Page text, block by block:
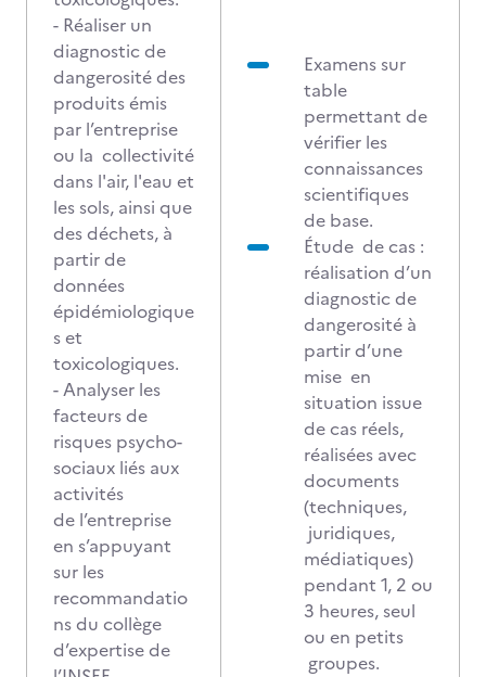
- Réaliser un
diagnostic de
dangerosité des
produits émis
par l’entreprise
ou la collectivité
dans l'air, l'eau et
les sols, ainsi que
des déchets, à
partir de
données
épidémiologique
s et
toxicologiques.
- Analyser les
facteurs de
risques psycho-
sociaux liés aux
activités
de l’entreprise
en s’appuyant
sur les
recommandatio
ns du collège
d’expertise de
Examens sur
table
permettant de
vérifier les
connaissances
scientifiques
de base.
Étude de cas :
réalisation d’un
diagnostic de
dangerosité à
partir d’une
mise en
situation issue
de cas réels,
réalisées avec
documents
(techniques,
juridiques,
médiatiques)
pendant 1, 2 ou
3 heures, seul
ou en petits
groupes.